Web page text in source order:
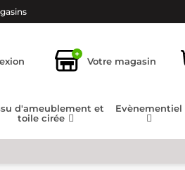
+
Votre magasin
d'ameublement et
toile cirée
Evènementiel